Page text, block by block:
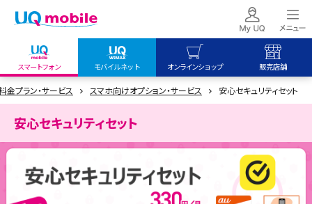
スマートフォン モバイルネット オンラインショップ 販売店舗
my UQ WiMAX
UQ WiMAX ご契約の方
UQ mobile ご契約の方
UQ mobile
UQ mobile
オンラインショップ
オンラインショップ
UQ mobile
販売店舗
販売店舗
金プラン・サービス スマホ向けオプション・サービス 安心セキュリティセット
安心セキュリティセット